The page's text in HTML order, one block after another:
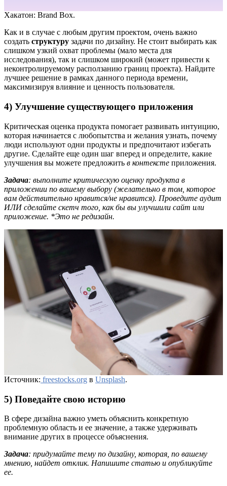
Хакатон: Brand Box.
Как и в случае с любым другим проектом, очень важно
создать структуру задачи по дизайну. Не стоит выбирать как
слишком узкий охват проблемы (мало места для
исследования), так и слишком широкий (может привести к
неконтролируемому расползанию границ проекта). Найдите
лучшее решение в рамках данного периода времени,
максимизируя влияние и ценность пользователя.
4) Улучшение существующего приложения
Критическая оценка продукта помогает развивать интуицию,
которая начинается с любопытства и желания узнать, почему
люди используют одни продукты и предпочитают избегать
другие. Сделайте еще один шаг вперед и определите, какие
улучшения вы можете предложить в контексте приложения.
Задача: выполните критическую оценку продукта в
приложении по вашему выбору (желательно в том, которое
вам действительно нравится/не нравится). Проведите аудит
ИЛИ сделайте скетч того, как бы вы улучшили сайт или
приложение. *Это не редизайн.
Источник: freestocks.org в Unsplash.
5) Поведайте свою историю
В сфере дизайна важно уметь объяснить конкретную
проблемную область и ее значение, а также удерживать
внимание других в процессе объяснения.
Задача: придумайте тему по дизайну, которая, по вашему
мнению, найдет отклик. Напишите статью и опубликуйте
ее.